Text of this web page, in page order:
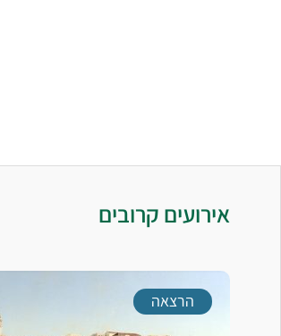
אירועים קרובים
הרצאה